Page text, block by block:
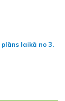
laikā no 3.